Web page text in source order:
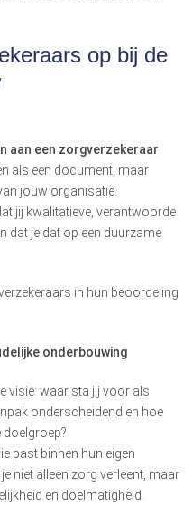
op bij de
aan een zorgverzekeraar
als een document, maar
jouw organisatie.
jij kwalitatieve, verantwoorde
dat je dat op een duurzame
in hun beoordeling
onderbouwing
visie: waar sta jij voor als
onderscheidend en hoe
doelgroep?
past binnen hun eigen
niet alleen zorg verleent, maar
en doelmatigheid.